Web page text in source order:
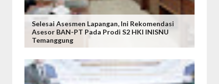
Selesai Asesmen Lapangan, Ini Rekomendasi
Asesor BAN-PT Pada Prodi S2 HKI INISNU
Temanggung